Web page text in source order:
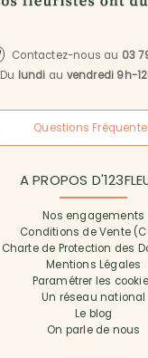
Contactez-nous au 03
Du lundi au vendredi 9h-
Questions
A PROPOS
Nos engagements
Conditions de Vente
Charte de Protection des
Mentions Légales
Paramétrer les
Un réseau national
Le blog
On parle de nous